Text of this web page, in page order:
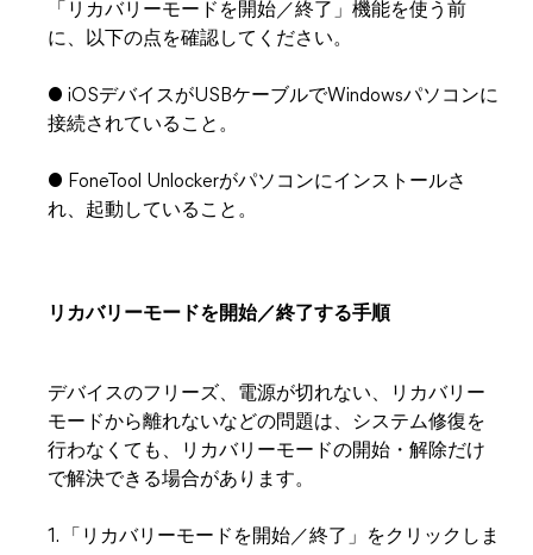
「リカバリーモードを開始／終了」機能を使う前
に、以下の点を確認してください。
● iOSデバイスがUSBケーブルでWindowsパソコンに
接続されていること。
● FoneTool Unlockerがパソコンにインストールさ
れ、起動していること。
リカバリーモードを開始／終了する手順
デバイスのフリーズ、電源が切れない、リカバリー
モードから離れないなどの問題は、システム修復を
行わなくても、リカバリーモードの開始・解除だけ
で解決できる場合があります。
1. 「リカバリーモードを開始／終了」をクリックしま